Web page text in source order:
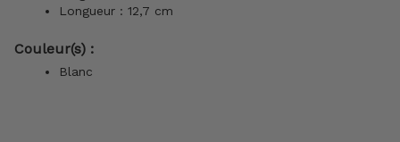
Longueur : 12,7 cm
Couleur(s) :
Blanc